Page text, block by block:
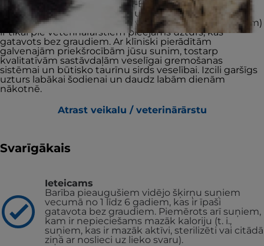
Hill's VET ESSENTIALS MULTI-BENEFIT No Grain sausā
suņu barība ar garšīgu tunci un kartupeļiem (vidējo
šķirņu pieaugušiem suņiem vecumā no 1 līdz 6 gadiem)
ir tikai pie veterinārārstiem pieejams uzturs, kas
gatavots bez graudiem. Ar klīniski pierādītām
galvenajām priekšrocībām jūsu sunim, tostarp
kvalitatīvām sastāvdaļām veselīgai gremošanas
sistēmai un būtisko taurīnu sirds veselībai. Izcili garšīgs
uzturs labākai šodienai un daudz labām dienām
nākotnē.
Atrast veikalu / veterinārārstu
Svarīgākais
Ieteicams
Barība pieaugušiem vidējo šķirņu suņiem
vecumā no 1 līdz 6 gadiem, kas ir īpaši
gatavota bez graudiem. Piemērots arī suņiem,
kam ir nepieciešams mazāk kaloriju (t. i.,
suņiem, kas ir mazāk aktīvi, sterilizēti vai citādā
ziņā ar noslieci uz lieko svaru).